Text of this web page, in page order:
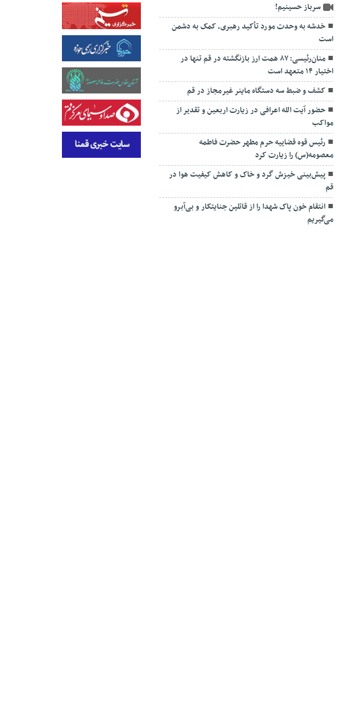
سرباز حسینیم!
خدشه به وحدت مورد تأکید رهبری، کمک به دشمن
است
منان‌رئیسی: ۸۷ همت ارز بازنگشته در قم تنها در
اختیار ۱۴ متعهد است
کشف و ضبط سه دستگاه ماینر غیرمجاز در قم
حضور آیت الله اعرافی در زیارت اربعین و تقدیر از
مواکب
رئیس قوه قضاییه حرم مطهر حضرت فاطمه
معصومه(س) را زیارت کرد
پیش‌بینی خیزش گرد و خاک و کاهش کیفیت هوا در
قم
انتقام خون پاک شهدا را از قاتلین جنایتکار و بی‌آبرو
می‌گیریم